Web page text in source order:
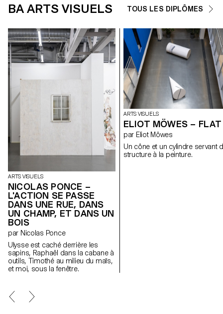
BA ARTS VISUELS TOUS LES DIPLÔMES
ARTS VISUELS
NICOLAS PONCE –
L'ACTION SE PASSE
DANS UNE RUE, DANS
UN CHAMP, ET DANS UN
BOIS
par Nicolas Ponce
Ulysse est caché derrière les
sapins, Raphaël dans la cabane à
outils, Timothé au milieu du maïs,
et moi, sous la fenêtre.
ARTS VISUELS
ELIOT MÖWES – FLAT
par Eliot Möwes
Un cône et un cylindre servant
structure à la peinture.